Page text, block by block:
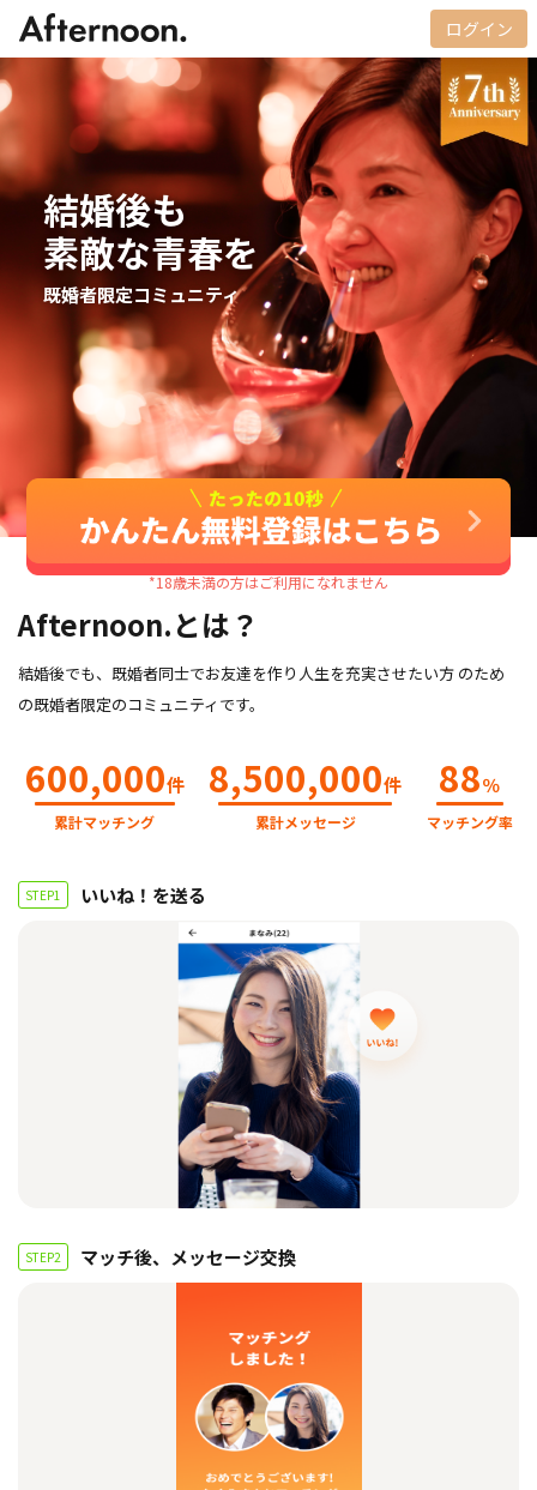
ログイン
結婚後も
素敵な青春を
既婚者限定コミュニティ
*18歳未満の方はご利用になれません
Afternoon.とは？
結婚後でも、既婚者同士でお友達を作り人生を充実させたい方 のため
の既婚者限定のコミュニティです。
600,000件
累計マッチング
8,500,000件
累計メッセージ
88％
マッチング率
STEP1 いいね！を送る
STEP2 マッチ後、メッセージ交換